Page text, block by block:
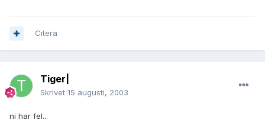
Citera
Tiger|
Skrivet 15 augusti, 2003
ni har fel...